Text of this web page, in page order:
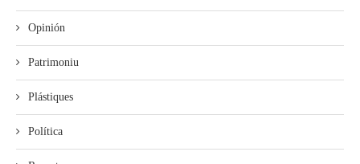
Opinión
Patrimoniu
Plástiques
Política